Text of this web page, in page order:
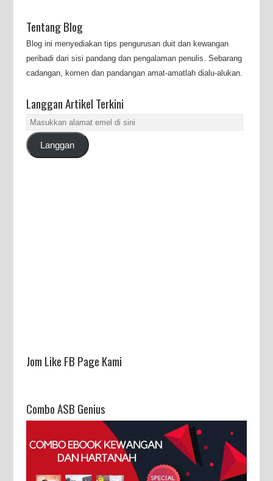
Tentang Blog
Blog ini menyediakan tips pengurusan duit dan kewangan
peribadi dari sisi pandang dan pengalaman penulis. Sebarang
cadangan, komen dan pandangan amat-amatlah dialu-alukan.
Langgan Artikel Terkini
Masukkan
alamat
emelLanggan
Jom Like FB Page Kami
Combo ASB Genius